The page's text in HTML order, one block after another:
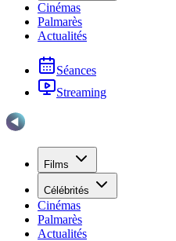
Cinémas
Palmarès
Actualités
Séances
Streaming
Films
Célébrités
Cinémas
Palmarès
Actualités